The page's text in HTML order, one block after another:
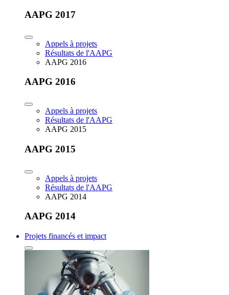
AAPG 2017
Appels à projets
Résultats de l'AAPG
AAPG 2016
AAPG 2016
Appels à projets
Résultats de l'AAPG
AAPG 2015
AAPG 2015
Appels à projets
Résultats de l'AAPG
AAPG 2014
AAPG 2014
Projets financés et impact